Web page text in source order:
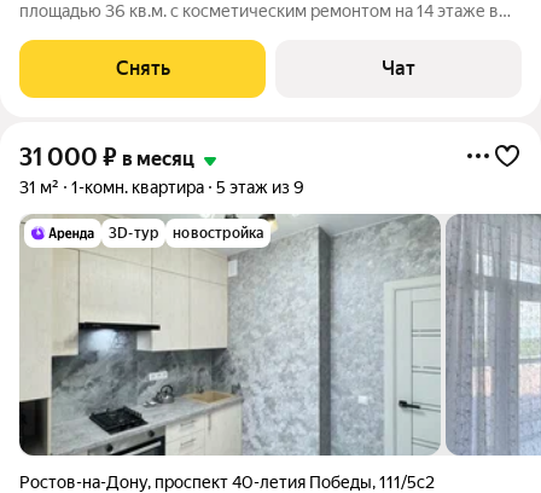
площадью 36 кв.м. с косметическим ремонтом на 14 этаже в
Кондиционер
Снять Чат
31 000 ₽ в месяц
31 м² 1-комн. квартира 5 этаж из 9
3D-тур новостройка
Ростов-на-Дону, проспект 40-летия Победы,111/5с2